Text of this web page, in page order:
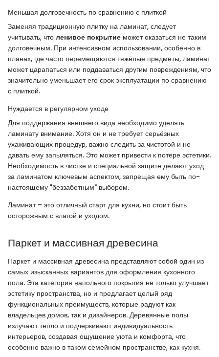
Меньшая долговечность по сравнению с плиткой
Заменяя традиционную плитку на ламинат, следует
учитывать, что ленивое покрытие может оказаться не таким
долговечным. При интенсивном использовании, особенно в
планах, где часто перемещаются тяжёлые предметы, ламинат
может царапаться или поддаваться другим повреждениям, что
значительно уменьшает его срок эксплуатации по сравнению
с плиткой.
Нуждается в регулярном уходе
Для поддержания внешнего вида необходимо уделять
ламинату внимание. Хотя он и не требует серьёзных
ухаживающих процедур, важно следить за чистотой и не
давать ему запыляться. Это может привести к потере эстетики.
Необходимость в чистке и специальной защите делают уход
за ламинатом ключевым аспектом, запрещая ему быть по-
настоящему "беззаботным" выбором.
Ламинат – это отличный старт для кухни, но стоит быть
осторожным с влагой и уходом.
Паркет и массивная древесина
Паркет и массивная древесина представляют собой один из
самых изысканных вариантов для оформления кухонного
пола. Эта категория напольного покрытия не только улучшает
эстетику пространства, но и предлагает целый ряд
функциональных преимуществ, которые радуют как
владельцев домов, так и дизайнеров. Деревянные полы
излучают тепло и подчеркивают индивидуальность
интерьеров, создавая ощущение уюта и комфорта, что
особенно важно в таком семейном пространстве, как кухня.